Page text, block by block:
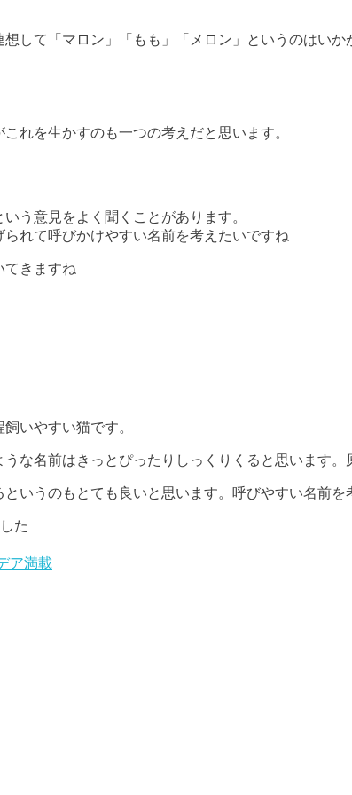
して「マロン」「もも」「メロン」というのはい
れを生かすのも一つの考えだと思います。
う意見をよく聞くことがあります。
れて呼びかけやすい名前を考えたいですね
てきますね
いやすい猫です。
な名前はきっとぴったりしっくりくると思います。
いうのもとても良いと思います。呼びやすい名前を
た
ア満載